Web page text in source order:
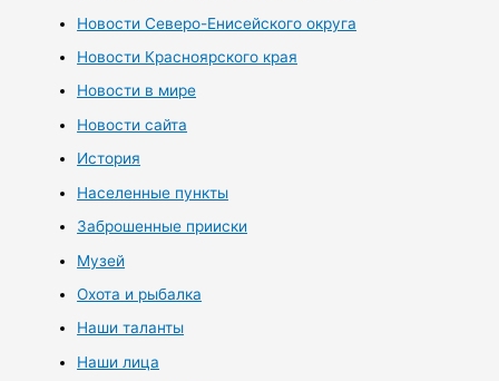
Новости Северо-Енисейского округа
Новости Красноярского края
Новости в мире
Новости сайта
История
Населенные пункты
Заброшенные прииски
Музей
Охота и рыбалка
Наши таланты
Наши лица